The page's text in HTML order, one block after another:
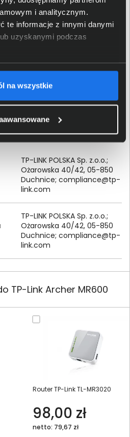
i analitycznym.
te informacje z innymi danymi
uzyskanymi podczas
na wszystkie
202
Jeden z portów LAN może
pełnić także funkcję portu
WAN
zgodności produktu z
TP-LINK POLSKA Sp. z.o.o.;
Ożarowska 40/42, 05-850
Duchnice; compliance@tp-
link.com
TP-LINK POLSKA Sp. z.o.o.;
Ożarowska 40/42, 05-850
Duchnice; compliance@tp-
link.com
TP-Link Archer MR600
Router TP-Link TL-MR3020
98,00 zł
netto: 79,67 zł